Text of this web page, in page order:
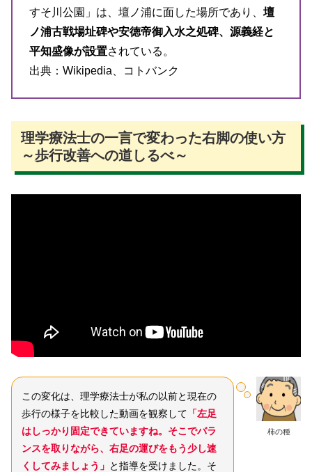
すそ川公園」は、壇ノ浦に面した場所であり、 壇
ノ浦古戦場址碑や安徳帝御入水之処碑、源義経と
平知盛像が設置されている。
出典：Wikipedia、コトバンク
理学療法士の一言で変わった右脚の使い方
～歩行改善への道しるべ～
柿の種
この変化は、理学療法士が私の以前と現在の
歩行の様子を比較した動画を観察して 「左足
はしっかり固定できていますね。そこでバラ
ンスを取りながら、右足の運びをもう少し速
くしてみましょう」 と指導を受けました。そ